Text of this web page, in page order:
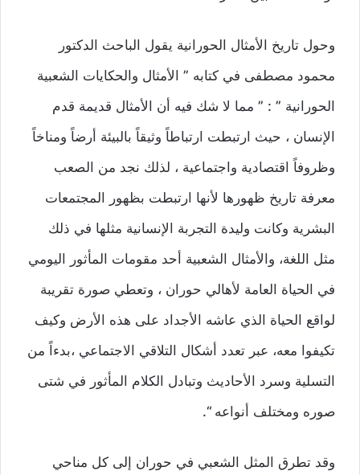
وحول تاريخ الأمثال الحورانية يقول الباحث الدكتور
محمود مصطفى في كتابه ” الأمثال والحكايات الشعبية
الحورانية ” : ” مما لا شك فيه أن الأمثال قديمة قدم
الإنسان ، حيث ارتبطت ارتباطاً وثيقاً بالبيئة أرضاً ومناخاً
وظروفاً اقتصادية واجتماعية ، لذلك نجد من الصعب
معرفة تاريخ ظهورها لأنها ارتبطت بظهور المجتمعات
البشرية وكانت وليدة التجربة الإنسانية مثلها في ذلك
مثل اللغة، والأمثال الشعبية أحد مقومات المأثور اليومي
في الحياة العامة لأهالي حوران ، وتعطي صورة تقريبة
لواقع الحياة الذي عاشه الأجداد على هذه الأرض وكيف
تكيفوا معه، عبر تعدد أشكال التلاقي الاجتماعي ،بدءاً من
التسلية وسرد الأحاديث وتبادل الكلام المأثور في شتى
صوره ومختلف أنواعه “.
وقد تطرق المثل الشعبي في حوران إلى كل مناحي